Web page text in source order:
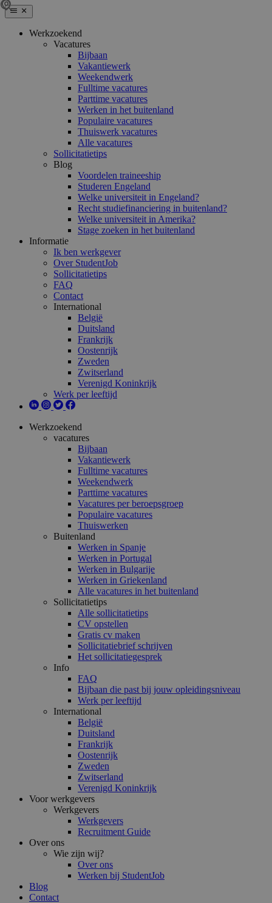
Werkzoekend
Vacatures
Bijbaan
Vakantiewerk
Weekendwerk
Fulltime vacatures
Parttime vacatures
Werken in het buitenland
Populaire vacatures
Thuiswerk vacatures
Alle vacatures
Sollicitatietips
Blog
Voordelen traineeship
Studeren Engeland
Welke universiteit in Engeland?
Recht studiefinanciering in buitenland?
Welke universiteit in Amerika?
Stage zoeken in het buitenland
Informatie
Ik ben werkgever
Over StudentJob
Sollicitatietips
FAQ
Contact
International
België
Duitsland
Frankrijk
Oostenrijk
Zweden
Zwitserland
Verenigd Koninkrijk
Werk per leeftijd
Werkzoekend
vacatures
Bijbaan
Vakantiewerk
Fulltime vacatures
Weekendwerk
Parttime vacatures
Vacatures per beroepsgroep
Populaire vacatures
Thuiswerken
Buitenland
Werken in Spanje
Werken in Portugal
Werken in Bulgarije
Werken in Griekenland
Alle vacatures in het buitenland
Sollicitatietips
Alle sollicitatietips
CV opstellen
Gratis cv maken
Sollicitatiebrief schrijven
Het sollicitatiegesprek
Info
FAQ
Bijbaan die past bij jouw opleidingsniveau
Werk per leeftijd
International
België
Duitsland
Frankrijk
Oostenrijk
Zweden
Zwitserland
Verenigd Koninkrijk
Voor werkgevers
Werkgevers
Werkgevers
Recruitment Guide
Over ons
Wie zijn wij?
Over ons
Werken bij StudentJob
Blog
Contact